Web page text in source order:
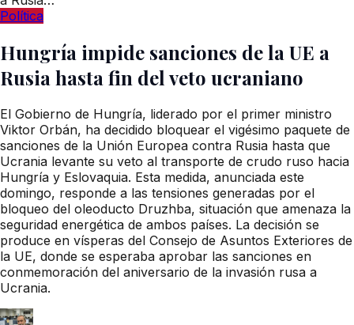
Política
Hungría impide sanciones de la UE a
Rusia hasta fin del veto ucraniano
El Gobierno de Hungría, liderado por el primer ministro
Viktor Orbán, ha decidido bloquear el vigésimo paquete de
sanciones de la Unión Europea contra Rusia hasta que
Ucrania levante su veto al transporte de crudo ruso hacia
Hungría y Eslovaquia. Esta medida, anunciada este
domingo, responde a las tensiones generadas por el
bloqueo del oleoducto Druzhba, situación que amenaza la
seguridad energética de ambos países. La decisión se
produce en vísperas del Consejo de Asuntos Exteriores de
la UE, donde se esperaba aprobar las sanciones en
conmemoración del aniversario de la invasión rusa a
Ucrania.